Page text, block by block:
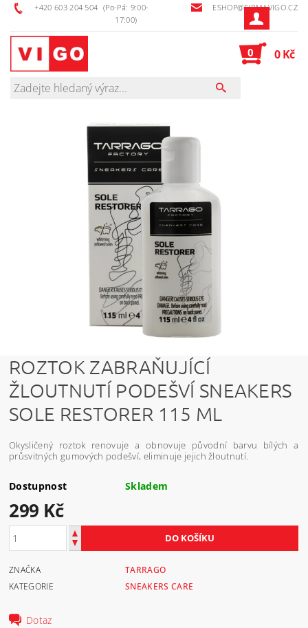
+420 603 204 504 (Po-Pá: 9:00-
17:00)
ESHOP@FIRMAVIGO.CZ
0 0 Kč
ROZTOK ZABRAŇUJÍCÍ
ŽLOUTNUTÍ PODEŠVÍ SNEAKERS
SOLE RESTORER 115 ML
Okysličený roztok renovuje a obnovuje původní barvu bílých a
průsvitných gumových podešví, eliminuje jejich žloutnutí.
Dostupnost Skladem
299 Kč
ZNAČKA
TARRAGO
KATEGORIE
SNEAKERS CARE
Dotaz